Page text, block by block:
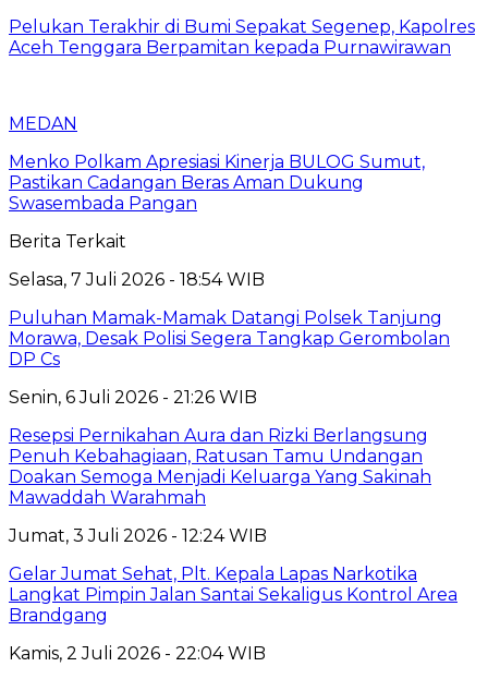
Pelukan Terakhir di Bumi Sepakat Segenep, Kapolres
Aceh Tenggara Berpamitan kepada Purnawirawan
MEDAN
Menko Polkam Apresiasi Kinerja BULOG Sumut,
Pastikan Cadangan Beras Aman Dukung
Swasembada Pangan
Berita Terkait
Selasa, 7 Juli 2026 - 18:54 WIB
Puluhan Mamak-Mamak Datangi Polsek Tanjung
Morawa, Desak Polisi Segera Tangkap Gerombolan
DP Cs
Senin, 6 Juli 2026 - 21:26 WIB
Resepsi Pernikahan Aura dan Rizki Berlangsung
Penuh Kebahagiaan, Ratusan Tamu Undangan
Doakan Semoga Menjadi Keluarga Yang Sakinah
Mawaddah Warahmah
Jumat, 3 Juli 2026 - 12:24 WIB
Gelar Jumat Sehat, Plt. Kepala Lapas Narkotika
Langkat Pimpin Jalan Santai Sekaligus Kontrol Area
Brandgang
Kamis, 2 Juli 2026 - 22:04 WIB